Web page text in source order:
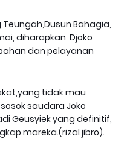
Bahagia,
diharapkan Djoko
dan pelayanan
tidak mau
saudara Joko
Geusyiek yang definitif,
mareka.(rizal jibro).